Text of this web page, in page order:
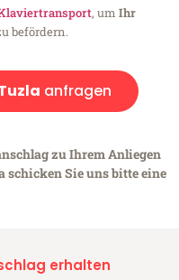
, um Ihr
befördern.
anfragen
zu Ihrem Anliegen
Sie uns bitte eine
erhalten